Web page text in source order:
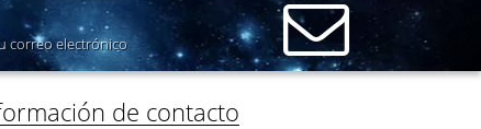
correo electrónico
de contacto